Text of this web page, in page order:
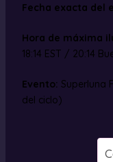
Fecha exacta del
Hora de máxima
18:14 EST / 20:14
Evento: Superluna
del ciclo)